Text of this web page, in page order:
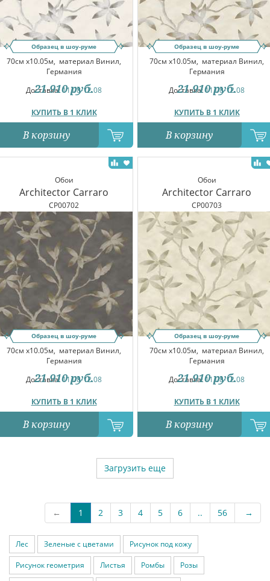
Образец в шоу-руме
70см x10.05м, материал Винил,
Германия
Доставка:11.08-12.08
КУПИТЬ В 1 КЛИК
21 910 руб.
В корзину
Образец в шоу-руме
70см x10.05м, материал Винил,
Германия
Доставка:11.08-12.08
КУПИТЬ В 1 КЛИК
21 910 руб.
В корзину
Обои
Architector Carraro
CP00702
Образец в шоу-руме
70см x10.05м, материал Винил,
Германия
Доставка:11.08-12.08
КУПИТЬ В 1 КЛИК
21 910 руб.
В корзину
Обои
Architector Carraro
CP00703
Образец в шоу-руме
70см x10.05м, материал Винил,
Германия
Доставка:11.08-12.08
КУПИТЬ В 1 КЛИК
21 910 руб.
В корзину
Загрузить еще
← 1 2 3 4 5 6 .. 56 →
Лес Зеленые с цветами Рисунок под кожу
Рисунок геометрия Листья Ромбы Розы